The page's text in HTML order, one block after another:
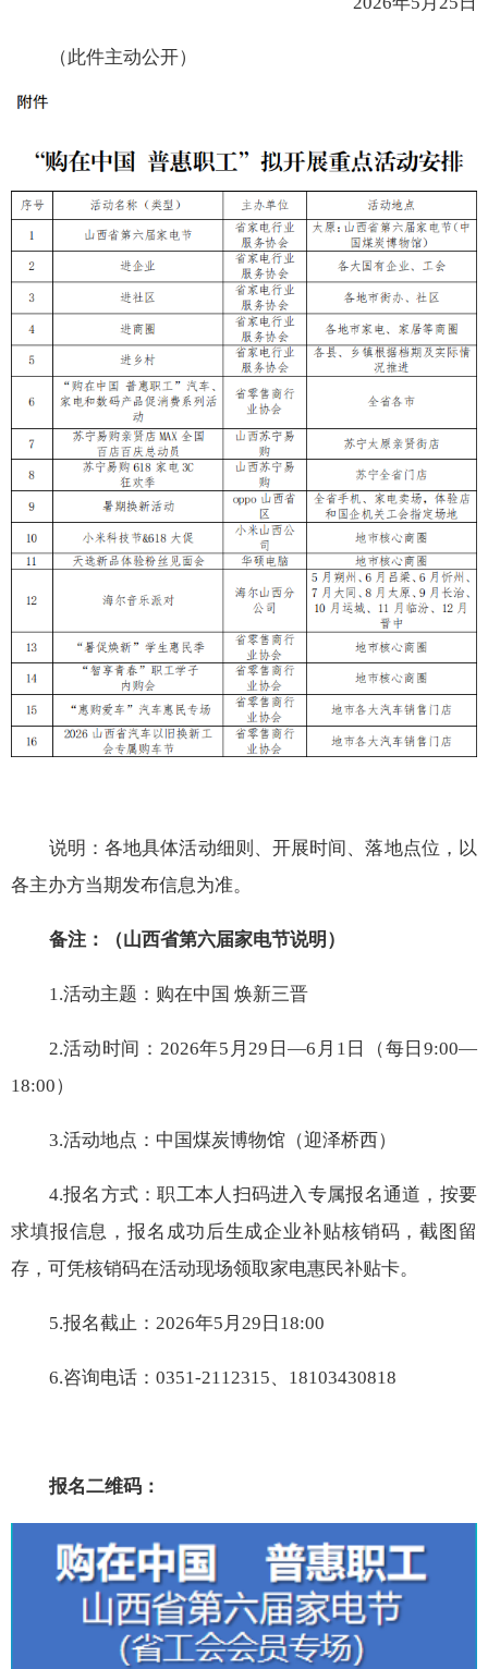
（此件主动公开）
说明：各地具体活动细则、开展时间、落地点位，以
各主办方当期发布信息为准。
备注：（山西省第六届家电节说明）
1.活动主题：购在中国 焕新三晋
2.活动时间：2026年5月29日—6月1日（每日9:00—
18:00）
3.活动地点：中国煤炭博物馆（迎泽桥西）
4.报名方式：职工本人扫码进入专属报名通道，按要
求填报信息，报名成功后生成企业补贴核销码，截图留
存，可凭核销码在活动现场领取家电惠民补贴卡。
5.报名截止：2026年5月29日18:00
6.咨询电话：0351-2112315、18103430818
报名二维码：